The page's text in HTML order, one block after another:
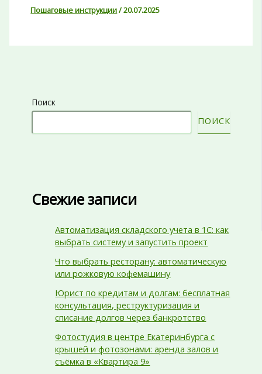
Пошаговые инструкции/20.07.2025
Поиск
ПОИСК
Свежие записи
Автоматизация складского учета в 1С: как
выбрать систему и запустить проект
Что выбрать ресторану: автоматическую
или рожковую кофемашину
Юрист по кредитам и долгам: бесплатная
консультация, реструктуризация и
списание долгов через банкротство
Фотостудия в центре Екатеринбурга с
крышей и фотозонами: аренда залов и
съёмка в «Квартира 9»